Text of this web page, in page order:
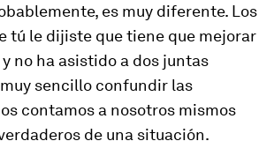
es muy diferente. Los
tú le dijiste que tiene que mejorar
no ha asistido a dos juntas
sencillo confundir las
contamos a nosotros mismos
de una situación.